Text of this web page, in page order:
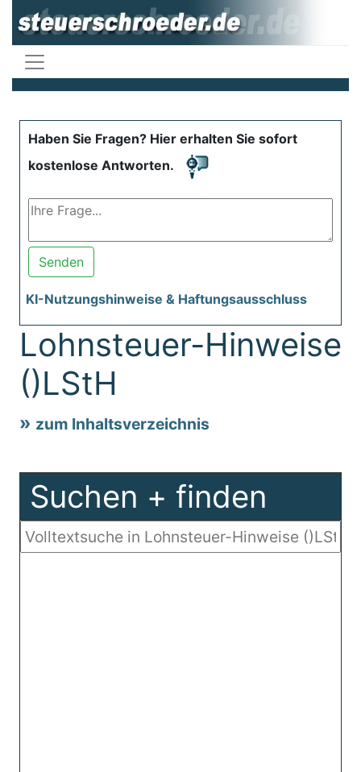
Haben Sie Fragen? Hier erhalten Sie sofort
kostenlose Antworten.
Senden
KI-Nutzungshinweise & Haftungsausschluss
Lohnsteuer-Hinweise
()LStH
zum Inhaltsverzeichnis
Suchen + finden